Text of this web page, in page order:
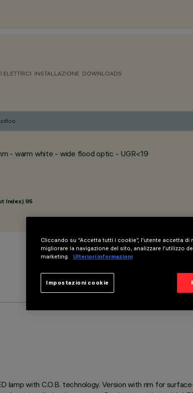
ELETTRICI INSTALLAZIONE DOWNLOADS
- warm white - wide flood optic - UGR<19
Index) 95
lamp with C.O.B. technology. Version with rim for
Cliccando su “Accetta tutti i cookie”, l'utente accetta
migliorare la navigazione del sito, analizzare l'utilizzo
marketing.
Ulteriori informazioni
Impostazioni cookie